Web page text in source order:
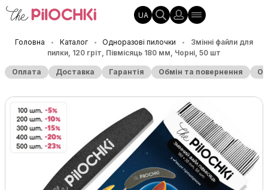
UA
Головна • Каталог • Одноразові пилочки •
Змінні файли для
пилки, 120 гріт, Півмісяць 180 мм, Чорні, 50 шт
Оплата Доставка Гарантія Обмін та повернення